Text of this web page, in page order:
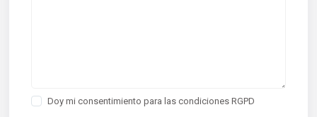
Doy mi consentimiento para lascondiciones RGPD